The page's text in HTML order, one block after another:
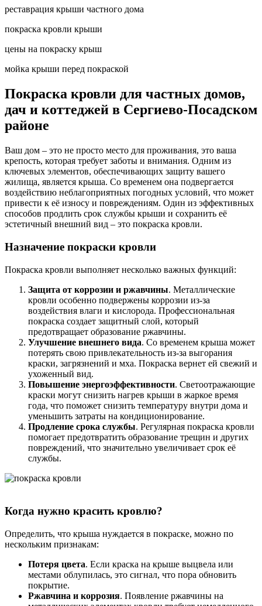
реставрация крыши частного дома
покраска кровли крыши
цены на покраску крыш
мойка крыши перед покраской
Покраска кровли для частных домов,
дач и коттеджей в Сергиево-Посадском
районе
Ваш дом – это не просто место для проживания, это ваша
крепость, которая требует заботы и внимания. Одним из
ключевых элементов, обеспечивающих защиту вашего
жилища, является крыша. Со временем она подвергается
воздействию неблагоприятных погодных условий, что может
привести к её износу и повреждениям. Один из эффективных
способов продлить срок службы крыши и сохранить её
эстетичный внешний вид – это покраска кровли.
Назначение покраски кровли
Покраска кровли выполняет несколько важных функций:
Защита от коррозии и ржавчины. Металлические
кровли особенно подвержены коррозии из-за
воздействия влаги и кислорода. Профессиональная
покраска создает защитный слой, который
предотвращает образование ржавчины.
Улучшение внешнего вида. Со временем крыша может
потерять свою привлекательность из-за выгорания
краски, загрязнений и мха. Покраска вернет ей свежий и
ухоженный вид.
Повышение энергоэффективности. Светоотражающие
краски могут снизить нагрев крыши в жаркое время
года, что поможет снизить температуру внутри дома и
уменьшить затраты на кондиционирование.
Продление срока службы. Регулярная покраска кровли
помогает предотвратить образование трещин и других
повреждений, что значительно увеличивает срок её
службы.
Когда нужно красить кровлю?
Определить, что крыша нуждается в покраске, можно по
нескольким признакам:
Потеря цвета. Если краска на крыше выцвела или
местами облупилась, это сигнал, что пора обновить
покрытие.
Ржавчина и коррозия. Появление ржавчины на